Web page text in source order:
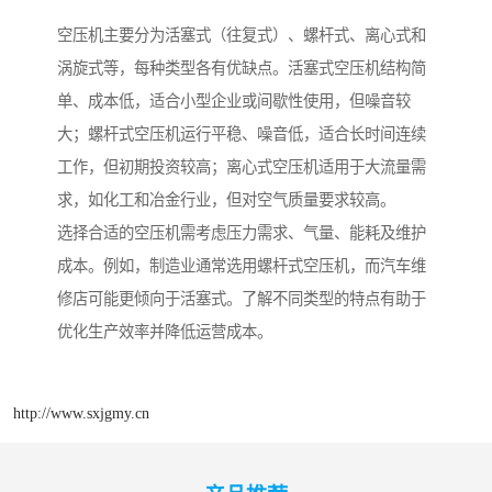
空压机主要分为活塞式（往复式）、螺杆式、离心式和
涡旋式等，每种类型各有优缺点。活塞式空压机结构简
单、成本低，适合小型企业或间歇性使用，但噪音较
大；螺杆式空压机运行平稳、噪音低，适合长时间连续
工作，但初期投资较高；离心式空压机适用于大流量需
求，如化工和冶金行业，但对空气质量要求较高。
选择合适的空压机需考虑压力需求、气量、能耗及维护
成本。例如，制造业通常选用螺杆式空压机，而汽车维
修店可能更倾向于活塞式。了解不同类型的特点有助于
优化生产效率并降低运营成本。
http://www.sxjgmy.cn